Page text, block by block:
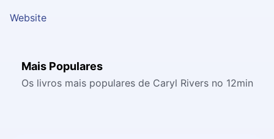
Website
Mais Populares
Os livros mais populares de Caryl Rivers no 12min